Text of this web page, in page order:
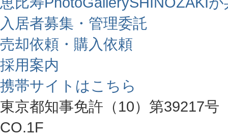
入居者募集・管理委託
売却依頼・購入依頼
採用案内
携帯サイトはこちら
東京都知事免許（10）第39217
CO.1F